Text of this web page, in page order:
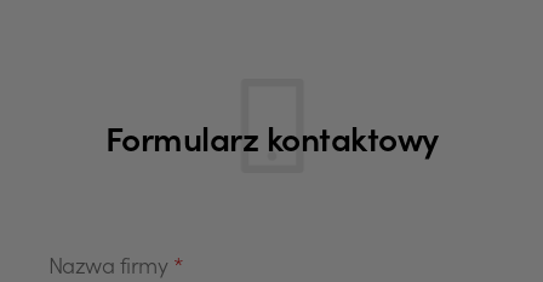
Formularz kontaktowy
Nazwa firmy *